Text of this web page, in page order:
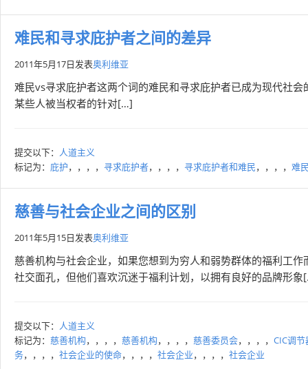
难民和寻求庇护者之间的差异
2011年5月17日发表奥利维亚
难民vs寻求庇护者这两个词的难民和寻求庇护者已成为现代社
某些人被当权者的针对[…]
提交以下： 人道主义
标记为： 庇护，，，， 寻求庇护者，，，， 寻求庇护者和难民，，，， 难
慈善与社会企业之间的区别
2011年5月15日发表奥利维亚
慈善机构与社会企业，如果您想到为穷人和弱势群体的福利工
社交面孔，但他们喜欢沉迷于福利计划，以拥有良好的品牌形
提交以下： 人道主义
标记为： 慈善机构，，，， 慈善机构，，，， 慈善委员会，，，， CIC调节
务，，，， 社会企业的使命，，，， 社会企业，，，， 社会企业